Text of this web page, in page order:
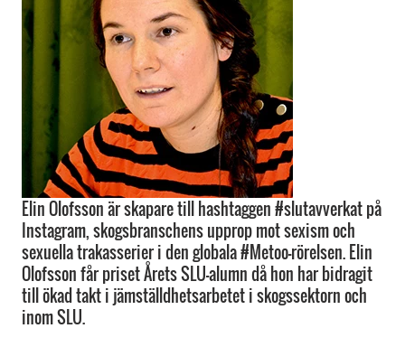
Elin Olofsson är skapare till hashtaggen #slutavverkat på
Instagram, skogsbranschens upprop mot sexism och
sexuella trakasserier i den globala #Metoo-rörelsen. Elin
Olofsson får priset Årets SLU-alumn då hon har bidragit
till ökad takt i jämställdhetsarbetet i skogssektorn och
inom SLU.